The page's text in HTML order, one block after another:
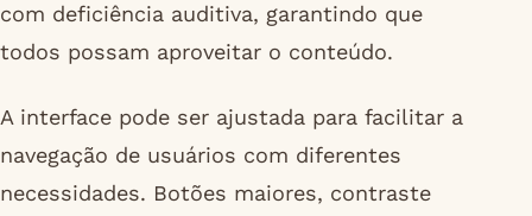
com deficiência auditiva, garantindo que
todos possam aproveitar o conteúdo.
A interface pode ser ajustada para facilitar a
navegação de usuários com diferentes
necessidades. Botões maiores, contraste